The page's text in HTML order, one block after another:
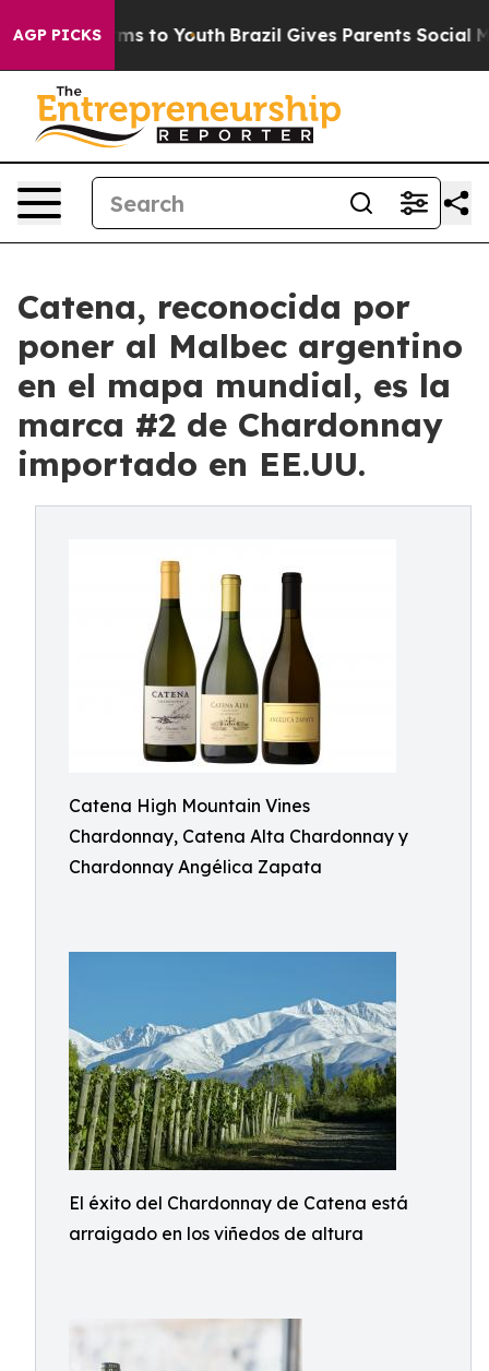
AGP PICKS
Harms to Youth Brazil Gives Parents Social Media
Catena, reconocida por
poner al Malbec argentino
en el mapa mundial, es la
marca #2 de Chardonnay
importado en EE.UU.
Catena High Mountain Vines
Chardonnay, Catena Alta Chardonnay y
Chardonnay Angélica Zapata
El éxito del Chardonnay de Catena está
arraigado en los viñedos de altura